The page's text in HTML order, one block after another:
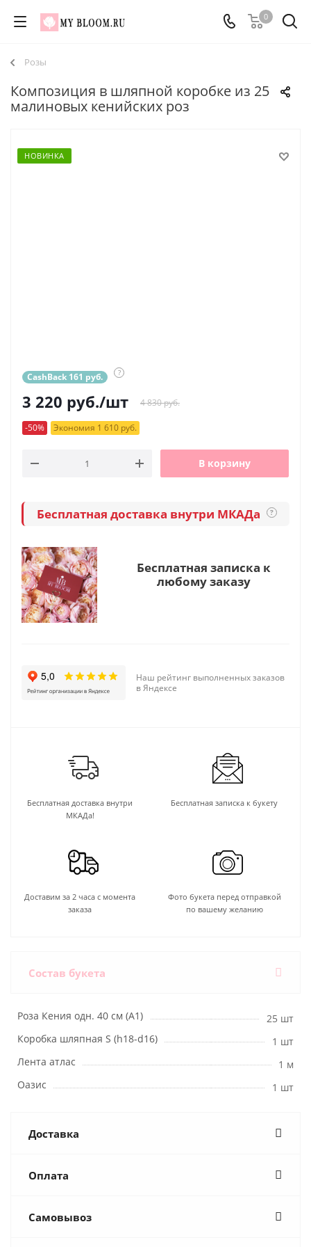
0
Розы
Композиция в шляпной коробке из 25
малиновых кенийских роз
НОВИНКА
CashBack 161 руб. ?
3 220 руб./шт 4 830 руб.
-50% Экономия 1 610 руб.
В корзину
Бесплатная доставка внутри МКАДа ?
Бесплатная записка к
любому заказу
Наш рейтинг выполненных заказов
в Яндексе
Бесплатная доставка внутри
МКАДа!
Бесплатная записка к букету
Доставим за 2 часа с момента
заказа
Фото букета перед отправкой
по вашему желанию
Состав букета
Роза Кения одн. 40 см (А1)
25 шт
Коробка шляпная S (h18-d16)
1 шт
Лента атлас
1 м
Оазис
1 шт
Доставка
Оплата
Самовывоз